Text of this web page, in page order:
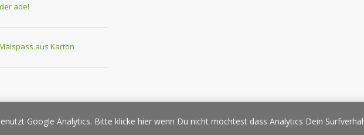
ade!
aus Karton
Über Elternplanet Pressespiegel Werbung/Sponsoring Impressum Copyright
Google Analytics. Bitte klicke hier wenn Du nicht möchtest dass Analytics Dein